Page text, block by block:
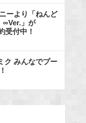
ーより「ねんど
∞Ver.」が
受付中！
ク みんなでプー